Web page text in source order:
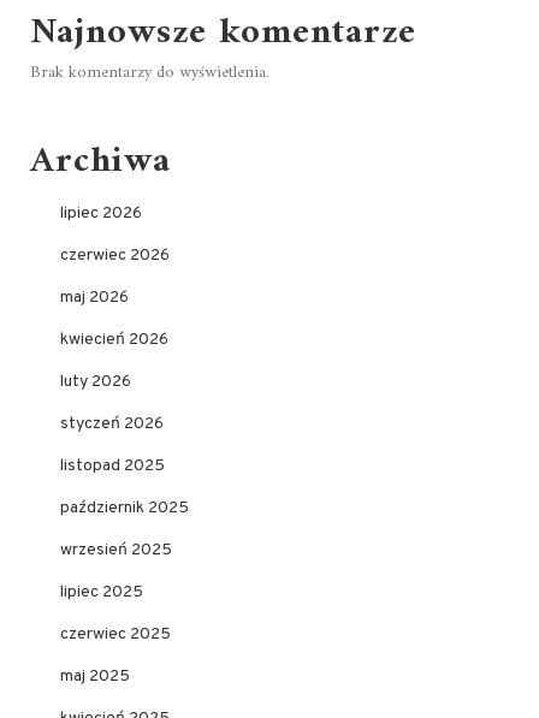
Najnowsze komentarze
Brak komentarzy do wyświetlenia.
Archiwa
lipiec 2026
czerwiec 2026
maj 2026
kwiecień 2026
luty 2026
styczeń 2026
listopad 2025
październik 2025
wrzesień 2025
lipiec 2025
czerwiec 2025
maj 2025